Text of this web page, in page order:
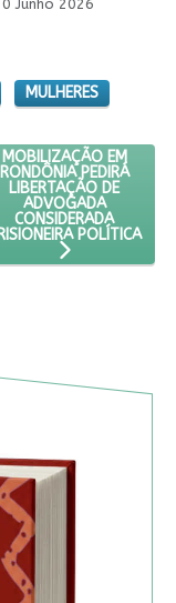
Junho 2026
MULHERES
DO LAWFARE
PRÓXIMO ARTIGO:
MOBILIZAÇÃO EM
RONDÔNIA PEDIRÁ
LIBERTAÇÃO DE
ADVOGADA
CONSIDERADA
POLÍTICA